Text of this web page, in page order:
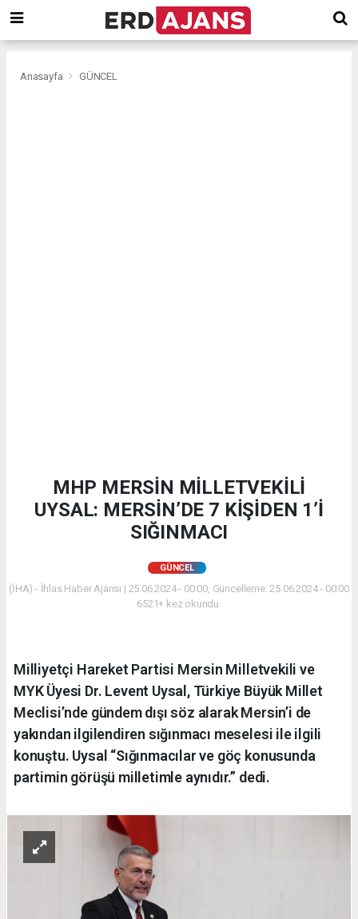
Anasayfa GÜNCEL
MHP MERSİN MİLLETVEKİLİ
UYSAL: MERSİN’DE 7 KİŞİDEN 1’İ
SIĞINMACI
GÜNCEL
(İHA) - İhlas Haber Ajansı | 25.06.2024 - 00:00, Güncelleme: 25.06.2024 - 00:00
6521+ kez okundu.
Milliyetçi Hareket Partisi Mersin Milletvekili ve
MYK Üyesi Dr. Levent Uysal, Türkiye Büyük Millet
Meclisi’nde gündem dışı söz alarak Mersin’i de
yakından ilgilendiren sığınmacı meselesi ile ilgili
konuştu. Uysal “Sığınmacılar ve göç konusunda
partimin görüşü milletimle aynıdır.” dedi.